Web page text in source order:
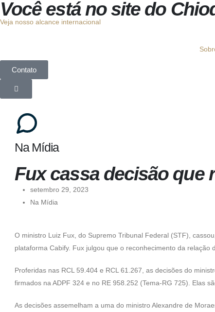
Você está no site do
Veja nosso alcance internacional
Contato
Na Mídia
Fux cassa decisão que
setembro 29, 2023
Na Mídia
O ministro Luiz Fux, do Supremo Tribunal Federal (STF),
plataforma Cabify. Fux julgou que o reconhecimento da
Proferidas nas RCL 59.404 e RCL 61.267, as decisões do
firmados na ADPF 324 e no RE 958.252 (Tema-RG 725). Elas
As decisões assemelham a uma do ministro Alexandre de